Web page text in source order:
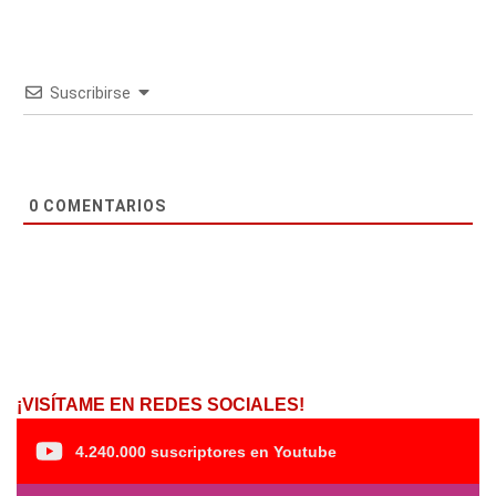
Suscribirse
0 COMENTARIOS
¡VISÍTAME EN REDES SOCIALES!
4.240.000 suscriptores en Youtube